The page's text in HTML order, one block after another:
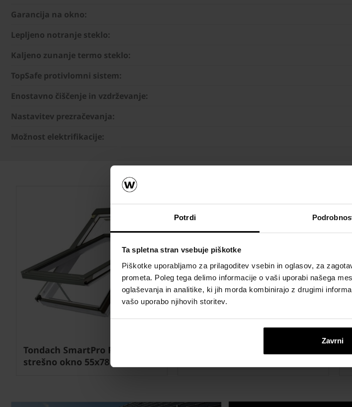
Potrdi
Ta spletna stran vsebuje piškotke
Piškotke uporabljamo za prilagoditev vsebin in oglasov, za
prometa. Poleg tega delimo informacije o vaši uporabi našega
oglaševanja in analitike, ki jih morda kombinirajo z drugimi
vašo uporabo njihovih storitev.
Zavrni
Garancija na okno:
Lepljeno notranje steklo:
Kaljeno zunanje termo steklo:
TopSafe protivlomni sistem:
Enostavno čiščenje in vzdrževanje:
Nastavitev prezračevanja:
Možnost elektrifikacije:
Tondach SmartPro P2 Z-Wave
strešno okno 55x78 cm
Next